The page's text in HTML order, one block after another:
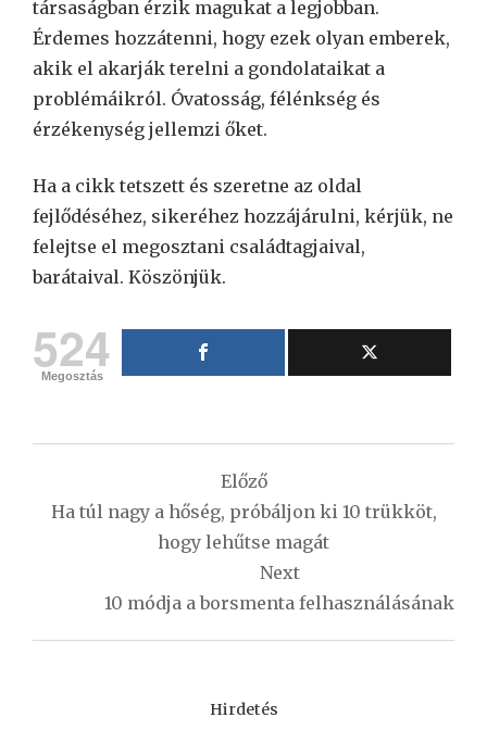
társaságban érzik magukat a legjobban.
Érdemes hozzátenni, hogy ezek olyan emberek,
akik el akarják terelni a gondolataikat a
problémáikról. Óvatosság, félénkség és
érzékenység jellemzi őket.
Ha a cikk tetszett és szeretne az oldal
fejlődéséhez, sikeréhez hozzájárulni, kérjük, ne
felejtse el megosztani családtagjaival,
barátaival. Köszönjük.
524
Megosztás
navigáció
Előző
Ha túl nagy a hőség, próbáljon ki 10 trükköt,
hogy lehűtse magát
Next
10 módja a borsmenta felhasználásának
Hirdetés